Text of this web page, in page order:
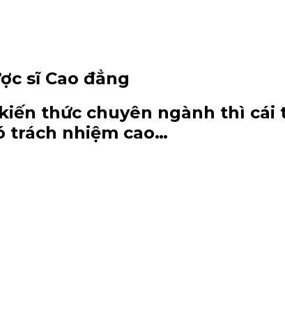
sĩ Cao đẳng
thức chuyên ngành thì cái
trách nhiệm cao…